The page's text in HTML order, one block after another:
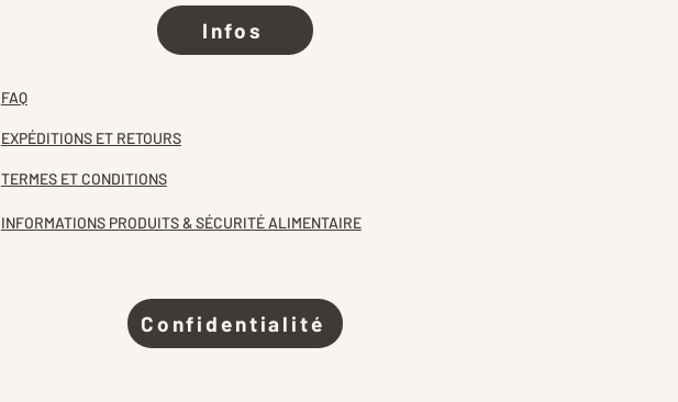
Infos
FAQ
EXPÉDITIONS ET RETOURS
TERMES ET CONDITIONS
INFORMATIONS PRODUITS & SÉCURITÉ ALIMENTAIRE
Confidentialité